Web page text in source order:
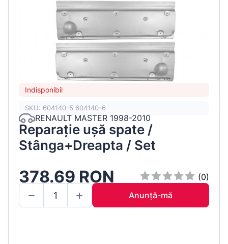
Indisponibil
SKU: 604140-5 604140-6
RENAULT MASTER 1998-2010
Reparație ușă spate /
Stânga+Dreapta / Set
378.69 RON
(0)
Anunță-mă